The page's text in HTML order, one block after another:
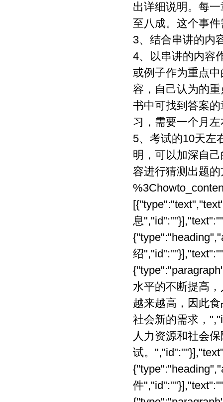
出详细说明。每
至八成。这个事
3、结合串讲的内
4、以串讲的内容
或例子作为重点
容，自己认为的
书中可找到答案
习，需要一个月
5、考试的10天左
明，可以加深自
容进行猜测出题
%3Chowto_content%3E[{"type":"heading","attrs":{"level":1},"children":[{"type":"text","text":"考试基本信息","id":""}],"text":"","id":"doxcnqueC0gQIsSYYym6Uey0NIe"},{"type":"heading","attrs":{"level":2},"children":[{"type":"text","text":"考试介绍","id":""}],"text":"","id":"doxcnE0igMyIiSkMmi69eKh0Jrd"},{"type":"paragraph","children":[{"type":"text","text":"随着经济的发展和生活水平的不断提高，人们在追求丰富物质生活的同时，对健康和生命的关注越来越高，因此食品安全、营养与健康、营养与保健、营养与康复已成为社会新的需求，","id":""},{"type":"text","text":"营养工作倍受重视。由当地的人力资源和社会保障局的第三方机构组织考试。","id":""}],"text":"","id":"doxcnmSQcAwIgECw2eYGagExRKg"},{"type":"heading","attrs":{"level":2},"children":[{"type":"text","text":"报考条件","id":""}],"text":"","id":"doxcn0qEWqgW2Ouicsf8nruDQkc"},{"type":"paragraph","children":[{"type":"text","marks":[{"type":"strong"}],"text":"公共营养师采用网上报名，食品专业或医学专业中专及以上学历，从事本职业的工作年限满1年及以上，经过四级营养师的正规培训，即可报考。以下是具体等级营养师的报考要求：","id":""}],"text":"","id":"doxcn6EqeqEK82OaysnDKUXTuWb"},{"type":"paragraph","children":[{"type":"text","marks":[{"type":"strong"}],"text":"四级营养师(具备以下条件之一者)","id":""}],"text":"","id":"doxcnSKe4kMIw2WiYEn9IFX7Hve"},{"type":"paragraph","children":[{"type":"text","text":"(1)连续从事本职业工作1年以上。","id":""}],"text":"","id":"doxcnyOsOice0YI2u2yj2LMmJTI"},{"type":"paragraph","children":[{"type":"text","text":"(2)具有医学或食品专业中专毕业书。","id":""}],"text":"","id":"doxcnAcmGm8sq202gYL2mgNFJ7g"},{"type":"paragraph","children":[{"type":"text","text":"(3)经四级营养师正规培训达规定标准学时数，并取得结业证书。","id":""}],"text":"","id":"doxcnC8CwWq2QS8O6YDkKu4hToh"},{"type":"paragraph","children":[{"type":"text","marks":[{"type":"strong"}],"text":"三级营养师(具备以下条件之一者)","id":""}],"text":"","id":"doxcnMq8cOGSo2sKQGYnDlM3bRe"},{"type":"paragraph","children":[{"type":"text","text":"(1)连续从事本职业工作6年以上。","id":""}],"text":"","id":"doxcnCOieMSOiaq0e87EKgar8ye"},{"type":"paragraph","children":[{"type":"text","text":"(2)取得四级营养师职业资格证书后，连续从事本职业工作4年以上。","id":""}],"text":"","id":"doxcnSGQ2CoUyiCgKwnFzseXJWd"},{"type":"paragraph","children":[{"type":"text","text":"(3)取得四级营养师职业资格证书后，连续从事本职业工作3年以上，经三级营养师正规培训达规定标准学时数，并取得结业证书。","id":""}],"text":"","id":"doxcnQ4GqOMqg6S06gV0HXQLN6d"},{"type":"paragraph","children":[{"type":"text","text":"(4)具有医学或食品专业大学专科及以上学历证书。","id":""}],"text":"","id":"doxcnOC4mYcYEGOQuSaIZbBuEfc"},{"type":"paragraph","children":[{"type":"text","text":"(5)具有非医学或食品专业大学专科及以上学历证书，连续从事本职业工作1年以上。","id":""}],"text":"","id":"doxcnsSqAAqeAM8ESSAk2csg7Ig"},{"type":"paragraph","children":[{"type":"text","text":"(6)具有非医学或食品专业大学专科及以上学历证书，经三级营养师正规培训达规定标准学时数，并取得结业证书。